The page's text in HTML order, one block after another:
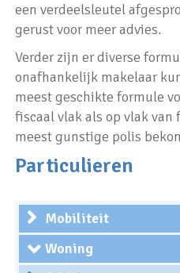
een verdeelsleutel
gerust voor meer advies.
Verder zijn er diverse
onafhankelijk makelaar
meest geschikte formule
fiscaal vlak als op vlak
meest gunstige polis
Particulieren
Mobiliteit
Woning